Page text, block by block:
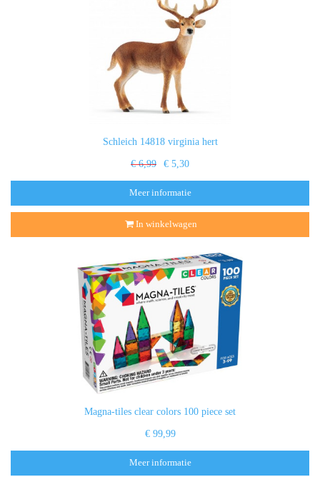
Schleich 14818 virginia hert
€ 6,99 € 5,30
Meer informatie
In winkelwagen
Magna-tiles clear colors 100 piece set
€ 99,99
Meer informatie